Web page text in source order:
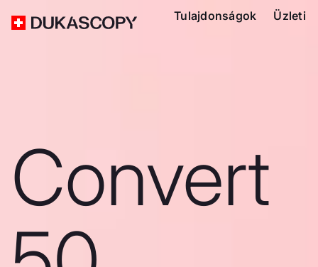
Tulajdonságok Üzleti
Convert